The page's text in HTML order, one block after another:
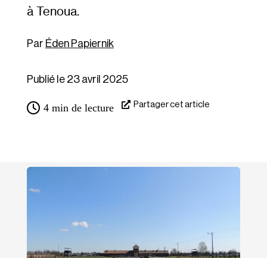
à Tenoua.
Éden Papiernik
Publié le 23 avril 2025
4 min de lecture Partager cet article